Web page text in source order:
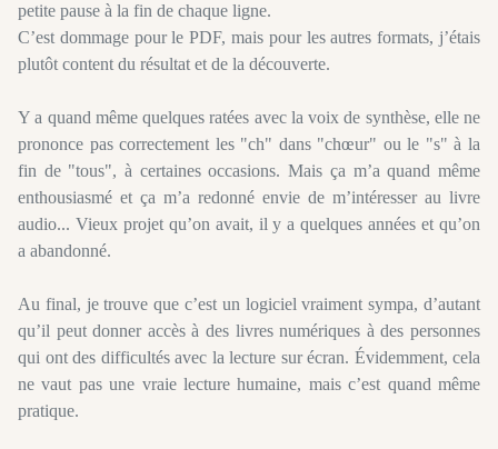
petite pause à la fin de chaque ligne.
C’est dommage pour le PDF, mais pour les autres formats, j’étais
plutôt content du résultat et de la découverte.
Y a quand même quelques ratées avec la voix de synthèse, elle ne
prononce pas correctement les "ch" dans "chœur" ou le "s" à la
fin de "tous", à certaines occasions. Mais ça m’a quand même
enthousiasmé et ça m’a redonné envie de m’intéresser au livre
audio... Vieux projet qu’on avait, il y a quelques années et qu’on
a abandonné.
Au final, je trouve que c’est un logiciel vraiment sympa, d’autant
qu’il peut donner accès à des livres numériques à des personnes
qui ont des difficultés avec la lecture sur écran. Évidemment, cela
ne vaut pas une vraie lecture humaine, mais c’est quand même
pratique.